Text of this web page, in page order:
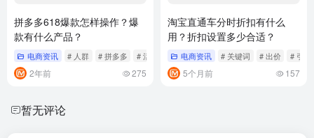
拼多多618爆款怎样操作？爆
款有什么产品？
电商资讯 # 人群 # 拼多多 # 活动
2年前 275
淘宝直通车分时折扣有什么
用？折扣设置多少合适？
电商资讯 # 关键词 # 出价 # 引流
5个月前 157
暂无评论